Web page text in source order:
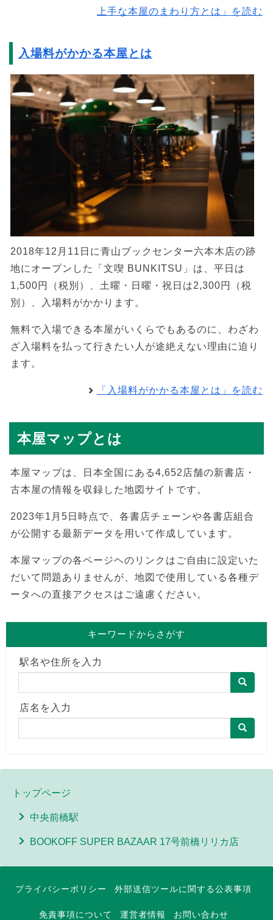
上手な本屋のまわり方とは」を読む
入場料がかかる本屋とは
2018年12月11日に青山ブックセンター六本木店の跡
地にオープンした「文喫 BUNKITSU」は、平日は
1,500円（税別）、土曜・日曜・祝日は2,300円（税
別）、入場料がかかります。
無料で入場できる本屋がいくらでもあるのに、わざわ
ざ入場料を払って行きたい人が途絶えない理由に迫り
ます。
「入場料がかかる本屋とは」を読む
本屋マップとは
本屋マップは、日本全国にある4,652店舗の新書店・
古本屋の情報を収録した地図サイトです。
2023年1月5日時点で、各書店チェーンや各書店組合
が公開する最新データを用いて作成しています。
本屋マップの各ページヘのリンクはご自由に設定いた
だいて問題ありませんが、地図で使用している各種デ
ータへの直接アクセスはご遠慮ください。
キーワードからさがす
駅名や住所を入力
店名を入力
トップページ
中央前橋駅
BOOKOFF SUPER BAZAAR 17号前橋リリカ店
プライバシーポリシー 外部送信ツールに関する公表事項
免責事項について 運営者情報 お問い合わせ